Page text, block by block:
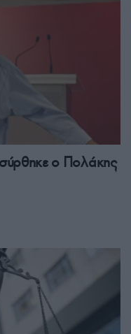
ο Πολάκης